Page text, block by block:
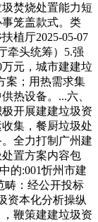
焚烧处置能力短
笼盖款式。类
植厅2025-05-07
牵头统筹）5.强
元，城市建建垃
案；用热需求集
热设备。...六、
开展建建垃圾资
集，餐厨垃圾处
全力打制广州建
置方案内容包
的:001忻州市建
畴：经公开投标
资本化分析操纵
鞭策建建垃圾资